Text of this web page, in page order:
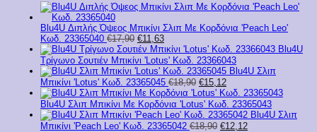
'Peach
Leo'
Κωδ.
23366040
ποσότητα
Blu4U Διπλής Όψεος Μπικίνι Σλιπ Με Κορδόνια 'Peach Leo'
Κωδ. 23365040 €17,90 Original
price
was:
€17,90.
€11,63Η
τρέχουσα
τιμή
είναι:
€11,63.
Blu4U
Τρίγωνο Σουτιέν Μπικίνι 'Lotus' Κωδ. 23366043
Blu4U Σλιπ
Μπικίνι 'Lotus' Κωδ. 23365045 €18,90 Original
price
was:
€18,90.
€15,12Η
τρέχουσα
τιμή
είναι:
€15,12.
Blu4U Σλιπ Μπικίνι Με Κορδόνια 'Lotus' Kωδ. 23365043
Blu4U Σλιπ
Μπικίνι 'Peach Leo' Κωδ. 23365042 €18,90 Original
€12,12Η